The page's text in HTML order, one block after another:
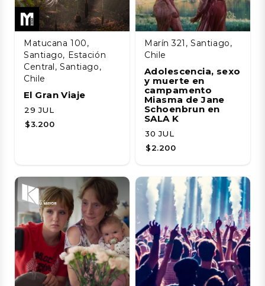
Matucana 100,
Santiago, Estación
Central, Santiago,
Chile
El Gran Viaje
29 JUL
$3.200
Marín 321, Santiago,
Chile
Adolescencia, sexo
y muerte en
campamento
Miasma de Jane
Schoenbrun en
SALA K
30 JUL
$2.200